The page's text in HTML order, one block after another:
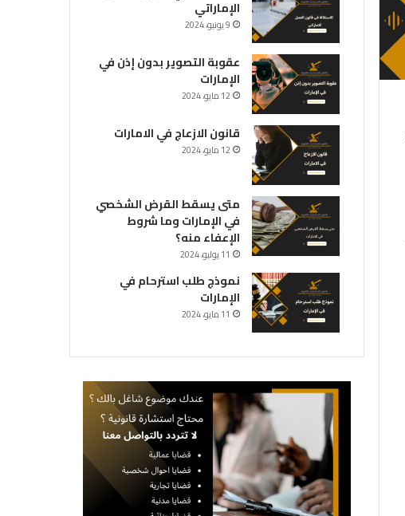
الإماراتي
9 يونيو، 2024
عقوبة التصوير بدون إذن في
الإمارات
12 مايو، 2024
قانون الازعاج في الامارات
12 مايو، 2024
متى يسقط القرض الشخصي
في الإمارات وما شروط
الإعفاء منه؟
11 يوليو، 2024
نموذج طلب استرحام في
الإمارات
11 مايو، 2024